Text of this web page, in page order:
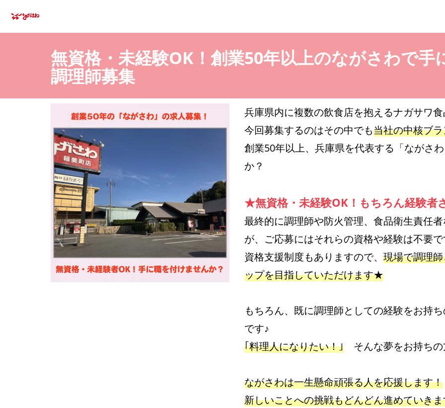
無資格・未経験OK！創業50年以上のながさわで
調理師募集
兵庫県内に複数の飲食店を抱えるナガサワ
今回募集するのはその中でも当社の中核ブ
創業50年以上、兵庫県を代表する「ながさ
か？
★無資格・未経験OK！もちろん経験者
最終的に調理師や防火管理、食品衛生責任
が、ご応募にはそれらの資格や経験は不要
資格支援制度もありますので、 現場で調理
ップを目指していただけます★
もちろん、既に調理師としての経験をお持
です♪
｢料理人になりたい！｣ そんな夢をお持ち
ながさわは一生懸命頑張る人を応援します！
新しいことへの挑戦もどんどん進めていき